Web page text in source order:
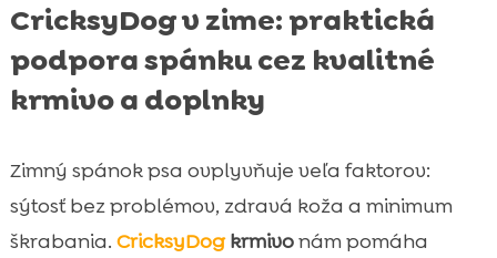
CricksyDog v zime: praktická
podpora spánku cez kvalitné
krmivo a doplnky
Zimný spánok psa ovplyvňuje veľa faktorov:
sýtosť bez problémov, zdravá koža a minimum
škrabania. CricksyDogkrmivonám pomáha